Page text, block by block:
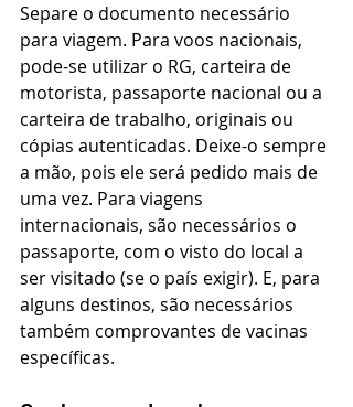
Separe o documento necessário
para viagem. Para voos nacionais,
pode-se utilizar o RG, carteira de
motorista, passaporte nacional ou a
carteira de trabalho, originais ou
cópias autenticadas. Deixe-o sempre
a mão, pois ele será pedido mais de
uma vez. Para viagens
internacionais, são necessários o
passaporte, com o visto do local a
ser visitado (se o país exigir). E, para
alguns destinos, são necessários
também comprovantes de vacinas
específicas.